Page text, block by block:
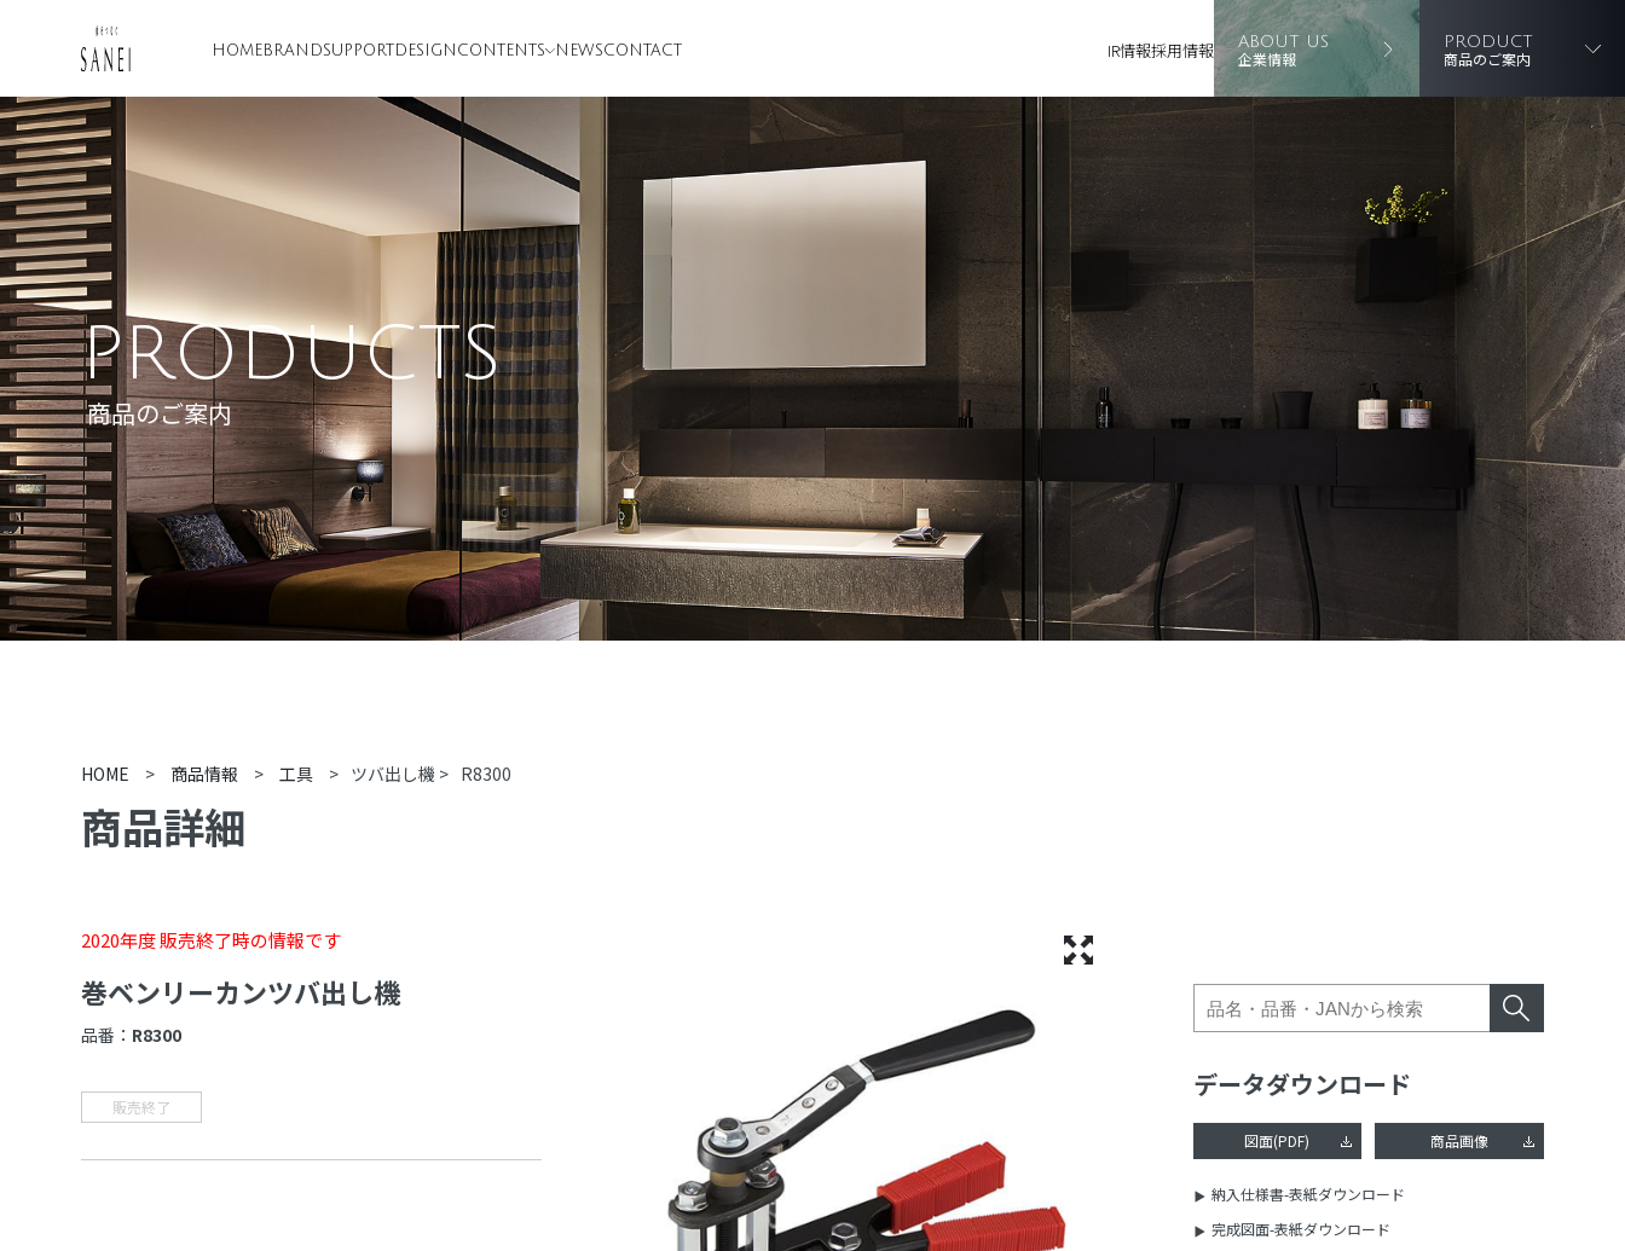
HOME BRANDSUPPORT DESIGN CONTENTS NEWSCONTACT IR情報採用情報 ABOUT US
企業情報
PRODUCT
商品のご案内
PRODUCTS
商品のご案内
HOME > 商品情報 > 工具 > ツバ出し機 > R8300
商品詳細
2020年度 販売終了時の情報です
巻ベンリーカンツバ出し機
品番： R8300
販売終了
データダウンロード
図面(PDF) 商品画像
納入仕様書-表紙ダウンロード
完成図面-表紙ダウンロード